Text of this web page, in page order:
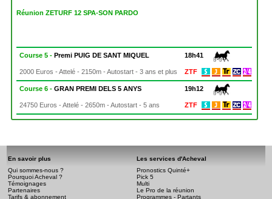
Réunion ZETURF 12 SPA-SON PARDO
Course 5 -Premi PUIG DE SANT MIQUEL 18h41
2000 Euros - Attelé - 2150m - Autostart - 3 ans et plus ZTF
Course 6 -GRAN PREMI DELS 5 ANYS 19h12
24750 Euros - Attelé - 2650m - Autostart - 5 ans ZTF
En savoir plus
Qui sommes-nous ?
Pourquoi Acheval ?
Témoignages
Partenaires
Tarifs & abonnement
Les services d'Acheval
Pronostics Quinté+
Pick 5
Multi
Le Pro de la réunion
Programmes - Partants